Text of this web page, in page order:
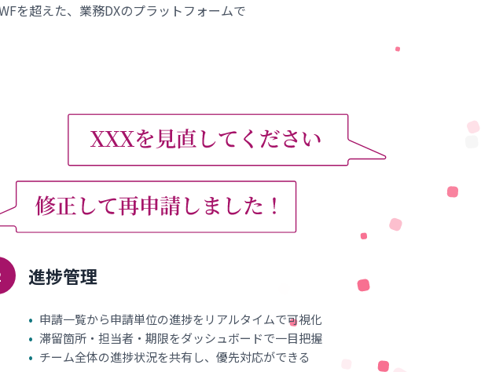
を超えた、業務DXのプラットフォームで
進捗管理
• 申請一覧から申請単位の進捗をリアルタイムで可視化
• 滞留箇所・担当者・期限をダッシュボードで一目把握
• チーム全体の進捗状況を共有し、優先対応ができる